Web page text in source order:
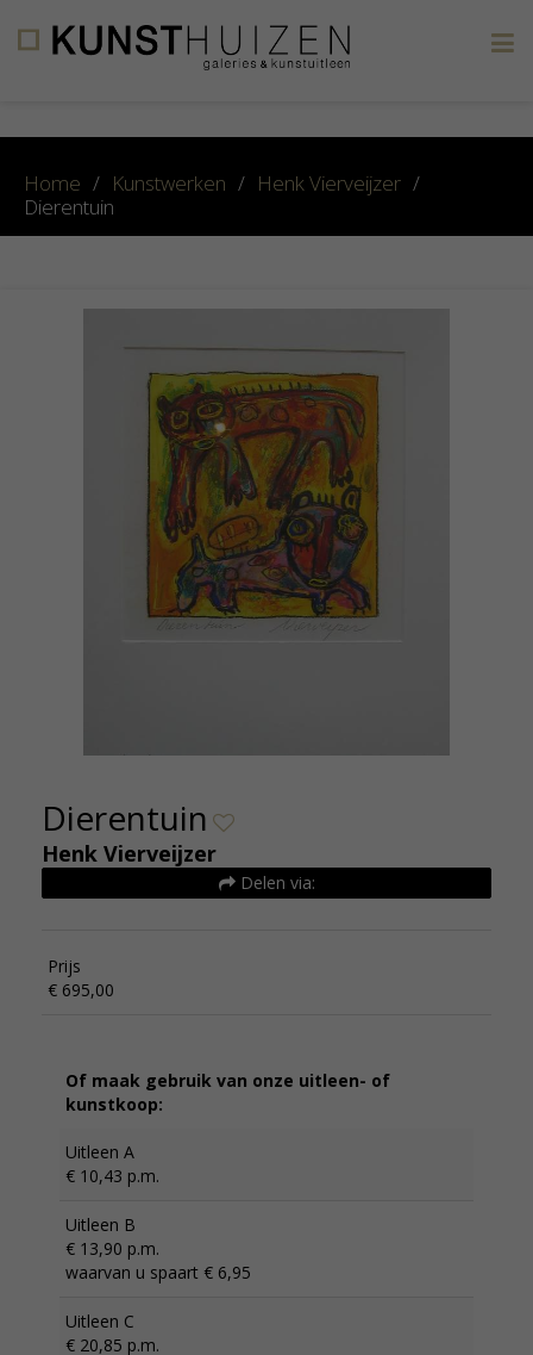
Home / Kunstwerken / Henk Vierveijzer /
Dierentuin
Dierentuin
Henk Vierveijzer
Delen via:
Prijs
€ 695,00
Of maak gebruik van onze uitleen- of
kunstkoop:
Uitleen A
€ 10,43 p.m.
Uitleen B
€ 13,90 p.m.
waarvan u spaart € 6,95
Uitleen C
€ 20,85 p.m.